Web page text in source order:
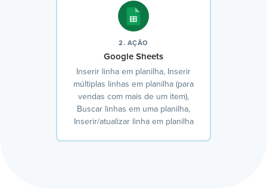
2. AÇÃO
Google Sheets
Inserir linha em planilha, Inserir
múltiplas linhas em planilha (para
vendas com mais de um item),
Buscar linhas em uma planilha,
Inserir/atualizar linha em planilha